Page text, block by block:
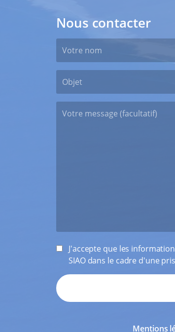
Nous contacter
J'accepte que les
SIAO dans le cadre d'une
Mentions